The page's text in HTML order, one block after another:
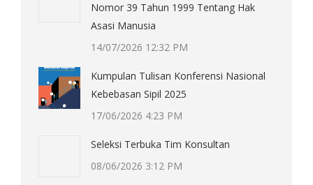
Nomor 39 Tahun 1999 Tentang Hak
Asasi Manusia
14/07/2026 12:32 PM
Kumpulan Tulisan Konferensi Nasional
Kebebasan Sipil 2025
17/06/2026 4:23 PM
Seleksi Terbuka Tim Konsultan
08/06/2026 3:12 PM